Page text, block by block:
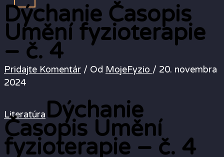
Dýchanie Časopis
Umění fyzioterapie
– č. 4
Pridajte Komentár / Od MojeFyzio / 20. novembra
2024
Literatúra Dýchanie
Časopis Umění
fyzioterapie – č. 4